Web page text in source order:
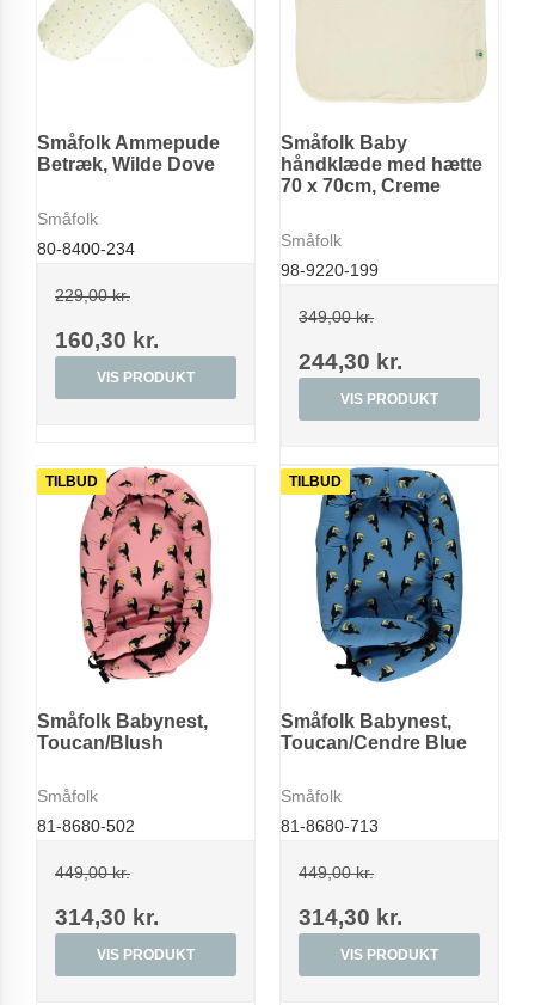
Småfolk Ammepude
Betræk, Wilde Dove
Småfolk
80-8400-234
229,00 kr.
160,30 kr.
VIS PRODUKT
Småfolk Baby
håndklæde med hætte
70 x 70cm, Creme
Småfolk
98-9220-199
349,00 kr.
244,30 kr.
VIS PRODUKT
TILBUD
Småfolk Babynest,
Toucan/Blush
Småfolk
81-8680-502
449,00 kr.
314,30 kr.
VIS PRODUKT
TILBUD
Småfolk Babynest,
Toucan/Cendre Blue
Småfolk
81-8680-713
449,00 kr.
314,30 kr.
VIS PRODUKT